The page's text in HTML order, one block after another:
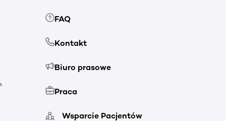
FAQ
Kontakt
Biuro prasowe
Praca
Wsparcie Pacjentów